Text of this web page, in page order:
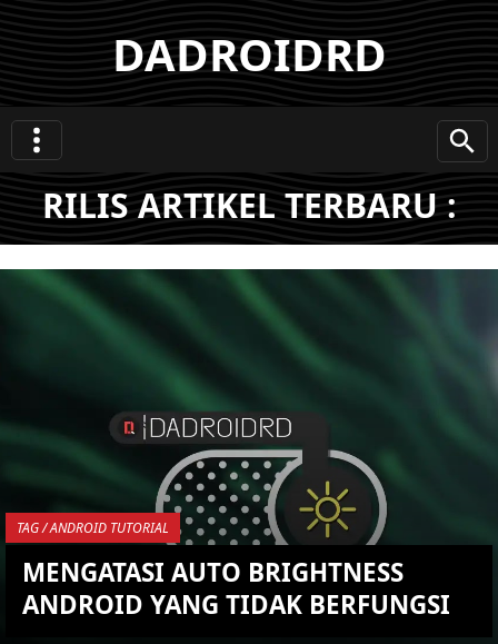
DADROIDRD
RILIS ARTIKEL TERBARU :
TAG / ANDROID TUTORIAL
MENGATASI AUTO BRIGHTNESS
ANDROID YANG TIDAK BERFUNGSI